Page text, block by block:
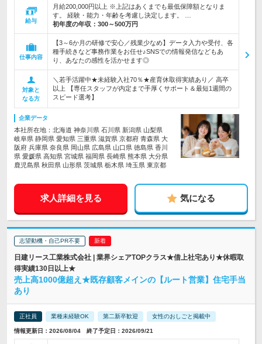
給与
月給200,000円以上 ※上記はあくまでも最低保障額となりま
す。 経験・能力・年齢を考慮し決定します。 …
初年度の年収： 300～500万円
仕事内容
【3～6か月の研修で安心／残業少なめ】データ入力や受付、各
種手続きなど事務作業をお任せ♪SNSでの情報発信などもあ
り、あなたの感性を活かせます◎
対象と
なる方
＼若手活躍中★未経験入社70％★産育休取得実績あり／ 高卒
以上 【専任スタッフが内定まで手厚くサポート＆最短1週間の
スピード選考】
企業データ
本社所在地：北海道 神奈川県 石川県 新潟県 山梨県
岐阜県 静岡県 愛知県 三重県 滋賀県 京都府 青森県 大
阪府 兵庫県 奈良県 岡山県 広島県 山口県 徳島県 香川
県 愛媛県 高知県 宮城県 福岡県 長崎県 熊本県 大分県
鹿児島県 秋田県 山形県 茨城県 栃木県 埼玉県 東京都
求人詳細を見る 気になる
志望動機・自己PR不要
日建リース工業株式会社 | 業界シェアTOPクラス★借上社宅あり★休暇取
得実績130日以上★
売上高1000億超え★既存顧客メインの【ルート営業】住宅手当
あり
正社員 業種未経験OK 第二新卒歓迎 女性のおしごと掲載中
情報更新日：2026/08/04 終了予定日：2026/09/21